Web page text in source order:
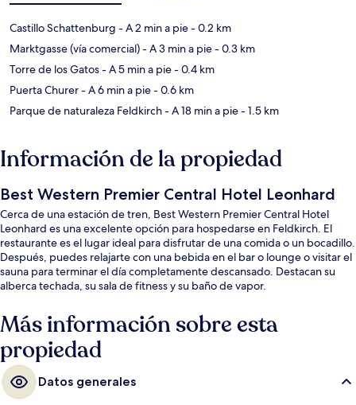
Castillo Schattenburg - A 2 min a pie- 0.2 km
Marktgasse (vía comercial)- A 3 min a pie- 0.3 km
Torre de los Gatos- A 5 min a pie- 0.4 km
Puerta Churer- A 6 min a pie- 0.6 km
Parque de naturaleza Feldkirch- A 18 min a pie- 1.5 km
Información de la propiedad
Best Western Premier Central Hotel Leonhard
Cerca de una estación de tren, Best Western Premier Central Hotel
Leonhard es una excelente opción para hospedarse en Feldkirch. El
restaurante es el lugar ideal para disfrutar de una comida o un bocadillo.
Después, puedes relajarte con una bebida en el bar o lounge o visitar el
sauna para terminar el día completamente descansado. Destacan su
alberca techada, su sala de fitness y su baño de vapor.
Más información sobre esta
propiedad
Datos generales